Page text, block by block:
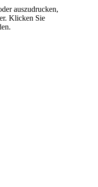
auszudrucken,
Klicken Sie